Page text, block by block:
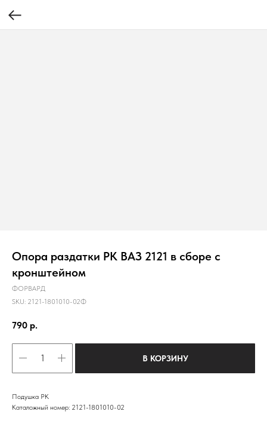
Опора раздатки РК ВАЗ 2121 в сборе с
кронштейном
ФОРВАРД
SKU: 2121-1801010-02Ф
790 р.
В КОРЗИНУ
Подушка РК
Каталожный номер: 2121-1801010-02